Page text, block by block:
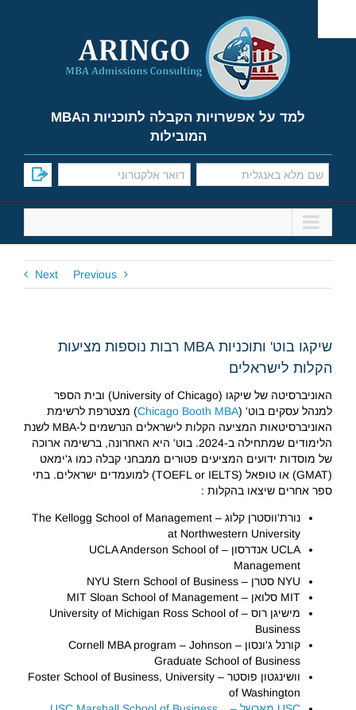
content
למד על אפשרויות הקבלה לתוכניות הMBA
המובילות
Previous
Next
שיקגו בוט' ותוכניות MBA רבות נוספות מציעות
הקלות לישראלים
האוניברסיטה של שיקגו (University of Chicago) ובית הספר
למנהל עסקים בוט' (Chicago Booth MBA) מצטרפת לרשימת
האוניברסיטאות המציעה הקלות לישראלים הנרשמים ל-MBA לשנת
הלימודים שמתחילה ב-2024. בוט' היא האחרונה, ברשימה ארוכה
של מוסדות ידועים המציעים פטורים ממבחני קבלה כמו ג'ימאט
(GMAT) או טופאל (TOEFL or IELTS) למועמדים ישראלים. בתי
ספר אחרים שיצאו בהקלות :
נורת'ווסטרן קלוג – The Kellogg School of Management
at Northwestern University
UCLA אנדרסון – UCLA Anderson School of
Management
NYU סטרן – NYU Stern School of Business
MIT סלואן – MIT Sloan School of Management
מישיגן רוס – University of Michigan Ross School of
Business
קורנל ג'ונסון – Cornell MBA program – Johnson
Graduate School of Business
וושינגטון פוסטר – Foster School of Business, University
of Washington